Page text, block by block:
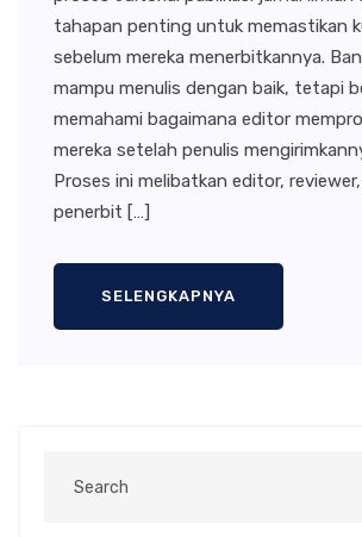
tahapan penting untuk memastikan
sebelum mereka menerbitkannya.
mampu menulis dengan baik, tetapi
memahami bagaimana editor
mereka setelah penulis
Proses ini melibatkan editor,
penerbit […]
SELENGKAPNYA